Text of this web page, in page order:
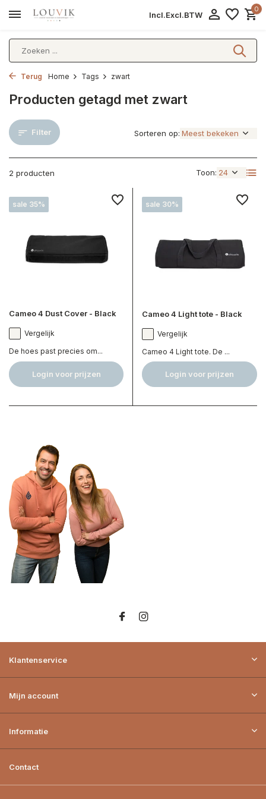
Incl.Excl.BTW
0
Terug Home Tags zwart
Producten getagd met zwart
Filter
2 producten Toon:
Sorteren op:
sale 35%
Cameo 4 Dust Cover - Black
Vergelijk
De hoes past precies om...
Login voor prijzen
sale 30%
Cameo 4 Light tote - Black
Vergelijk
Cameo 4 Light tote. De ...
Login voor prijzen
Klantenservice
Mijn account
Informatie
Contact